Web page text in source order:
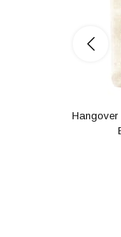
Hangover